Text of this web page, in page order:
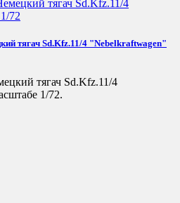
тягач Sd.Kfz.11/4 "Nebelkraftwagen"
тягач Sd.Kfz.11/4
1/72.